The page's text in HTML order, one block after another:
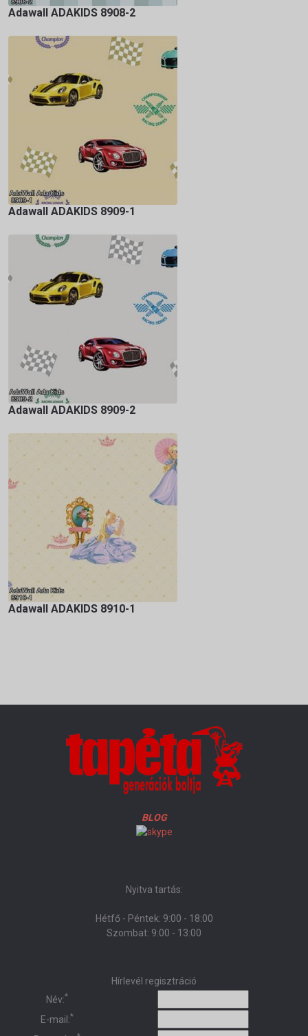
Adawall ADAKIDS 8908-2
Adawall ADAKIDS 8909-1
Adawall ADAKIDS 8909-2
Adawall ADAKIDS 8910-1
BLOG
Nyitva tartás:
Hétfő - Péntek: 9:00 - 18:00
Szombat: 9:00 - 13:00
Hírlevél regisztráció
Név:*
E-mail:*